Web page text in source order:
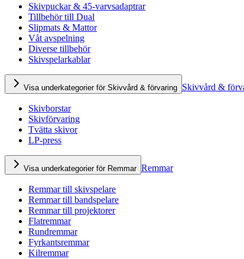
Skivpuckar & 45-varvsadaptrar
Tillbehör till Dual
Slipmats & Mattor
Våt avspelning
Diverse tillbehör
Skivspelarkablar
Visa underkategorier för Skivvård & förvaring Skivvård &
Skivborstar
Skivförvaring
Tvätta skivor
LP-press
Visa underkategorier för Remmar Remmar
Remmar till skivspelare
Remmar till bandspelare
Remmar till projektorer
Flatremmar
Rundremmar
Fyrkantsremmar
Kilremmar